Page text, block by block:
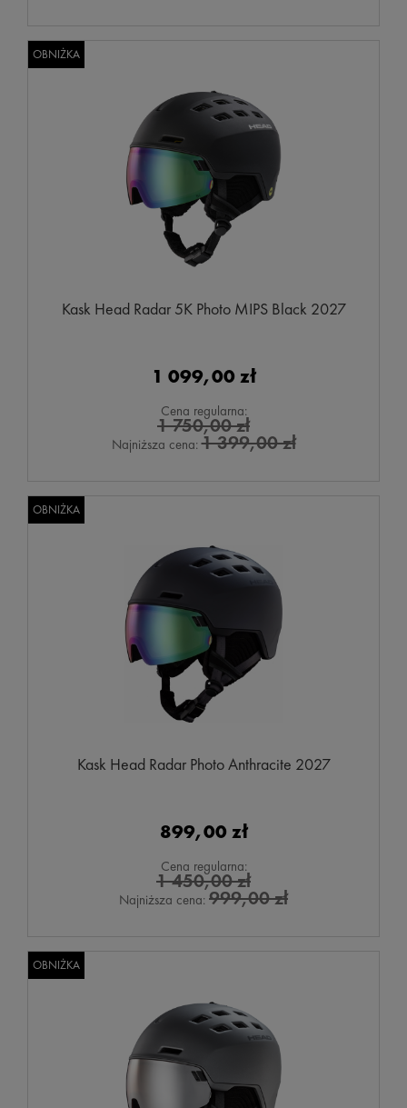
Kask Head Radar 5K Photo MIPS Black 2027
1 099,00 zł
Cena regularna:
1 750,00 zł
Najniższa cena:1 399,00 zł
OBNIŻKA
Kask Head Radar Photo Anthracite 2027
899,00 zł
Cena regularna:
1 450,00 zł
Najniższa cena: 999,00 zł
OBNIŻKA
OBNIŻKA